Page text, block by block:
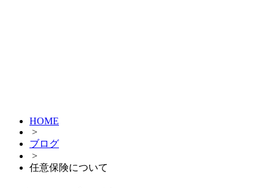
HOME
>
ブログ
>
任意保険について